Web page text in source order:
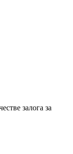
залога за